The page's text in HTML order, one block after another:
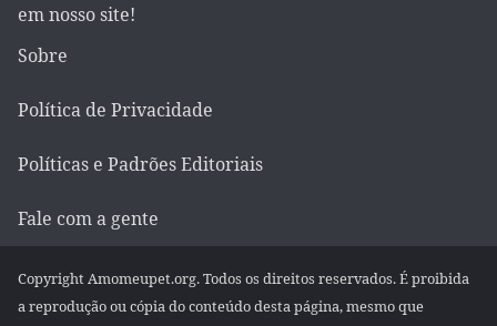
em nosso site!
Sobre
Política de Privacidade
Políticas e Padrões Editoriais
Fale com a gente
Copyright Amomeupet.org. Todos os direitos reservados. É proibida
a reprodução ou cópia do conteúdo desta página, mesmo que